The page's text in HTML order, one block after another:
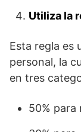
Utiliza la
Esta regla es
personal, la
en tres
50% para